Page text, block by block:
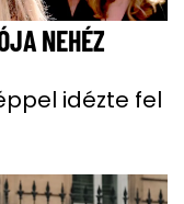
NEHÉZ
idézte fel